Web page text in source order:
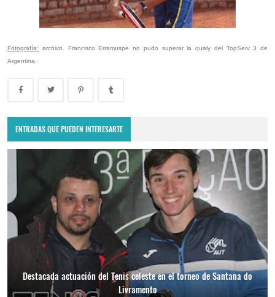
Fotografía: archivo. Francisco Erramuspe no pudo superar la qualy del TopServ 3 de
Argentina.
ENTRADAS QUE PUEDEN INTERESARTE
Destacada actuación del Tenis celeste en el torneo de Santana do
Livramento